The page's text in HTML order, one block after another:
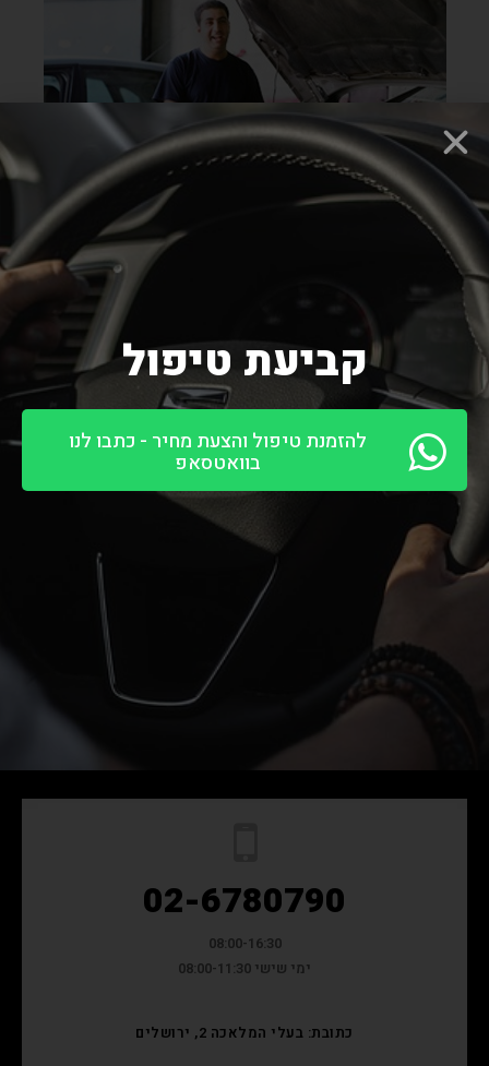
שמור על קשר
02-6780790
08:00-16:30
ימי שישי 08:00-11:30
כתובת: בעלי המלאכה 2, ירושלים
קביעת טיפול
להזמנת טיפול והצעת מחיר - כתבו לנו
בוואטסאפ